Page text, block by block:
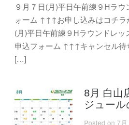
９月７日(月)平日午前練９Hラ
ォーム ↑↑↑お申し込みはコチ
(月)平日午前練９Hラウンドレッ
申込フォーム ↑↑↑キャンセル
[…]
8月 白山
ジュー
Posted on 7